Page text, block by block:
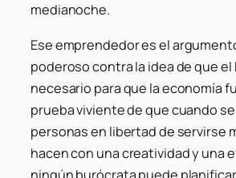
medianoche.
Ese emprendedor es el
poderoso contra la idea de que el
necesario para que la economía
prueba viviente de que cuando se
personas en libertad de servirse
hacen con una creatividad y una
ningún burócrata puede